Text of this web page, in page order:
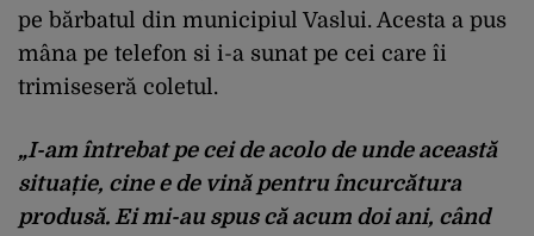
pe bărbatul din municipiul Vaslui. Acesta a pus
mâna pe telefon si i-a sunat pe cei care îi
trimiseseră coletul.
„I-am întrebat pe cei de acolo de unde această
situație, cine e de vină pentru încurcătura
produsă. Ei mi-au spus că acum doi ani, când